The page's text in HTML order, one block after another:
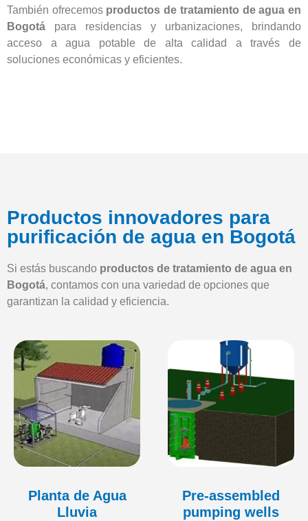
También ofrecemos productos de tratamiento de agua en
Bogotá para residencias y urbanizaciones, brindando
acceso a agua potable de alta calidad a través de
soluciones económicas y eficientes.
Productos innovadores para
purificación de agua en Bogotá
Si estás buscando productos de tratamiento de agua en
Bogotá, contamos con una variedad de opciones que
garantizan la calidad y eficiencia.
Planta de Agua
Lluvia
Pre-assembled
pumping wells